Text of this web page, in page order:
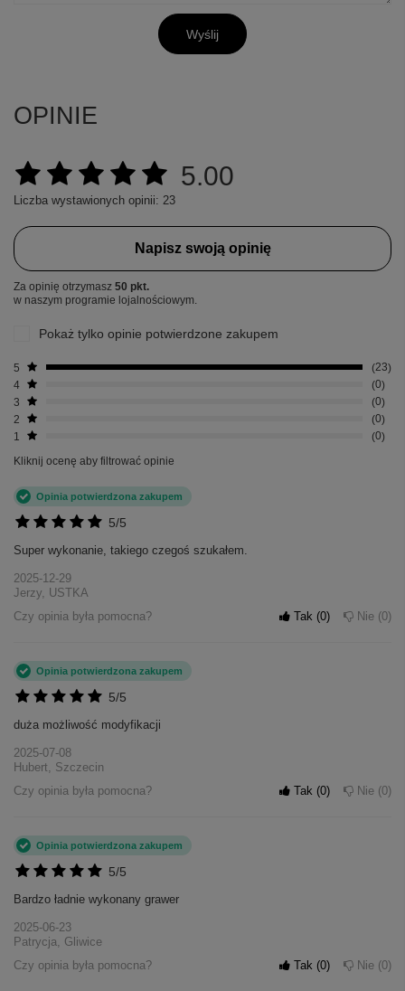
Wyślij
OPINIE
5.00
Liczba wystawionych opinii: 23
Napisz swoją opinię
Za opinię otrzymasz 50 pkt.
w naszym programie lojalnościowym.
Pokaż tylko opinie potwierdzone zakupem
5
23
4
0
3
0
2
0
1
0
Kliknij ocenę aby filtrować opinie
5/5
Opinia potwierdzona zakupem
Super wykonanie, takiego czegoś szukałem.
2025-12-29
Jerzy, USTKA
Czy opinia była pomocna?
Tak 0 Nie 0
5/5
Opinia potwierdzona zakupem
duża możliwość modyfikacji
2025-07-08
Hubert, Szczecin
Czy opinia była pomocna?
Tak 0 Nie 0
5/5
Opinia potwierdzona zakupem
Bardzo ładnie wykonany grawer
2025-06-23
Patrycja, Gliwice
Czy opinia była pomocna?
Tak 0 Nie 0